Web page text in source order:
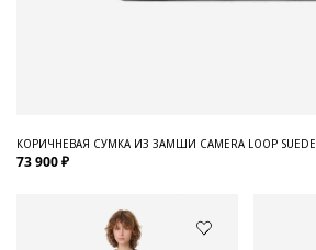
КОРИЧНЕВАЯ СУМКА ИЗ ЗАМШИ CAMERA LOOP SUEDE
73 900 ₽